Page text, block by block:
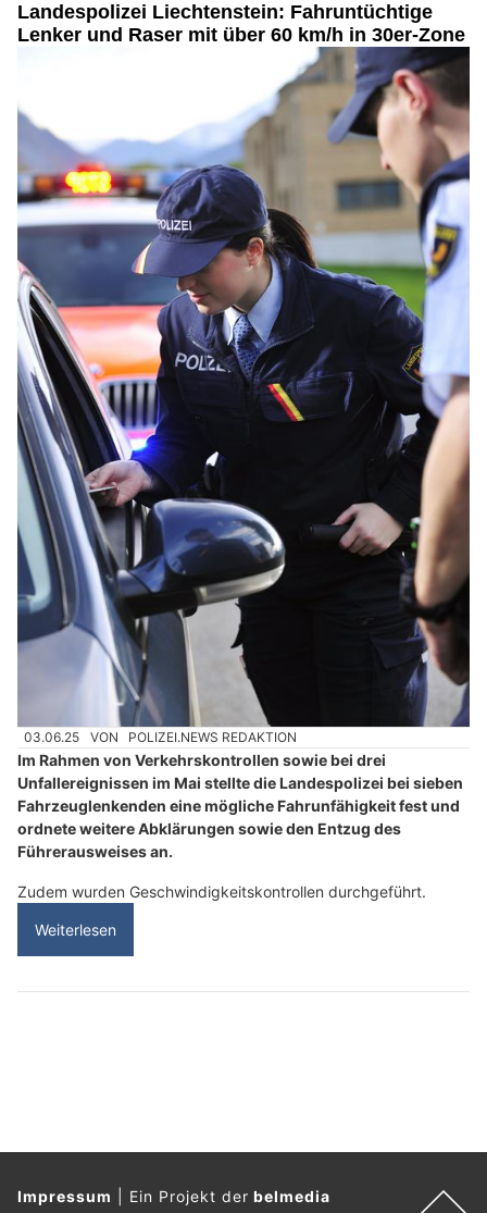
Landespolizei Liechtenstein: Fahruntüchtige
Lenker und Raser mit über 60 km/h in 30er-Zone
03.06.25 VON POLIZEI.NEWS REDAKTION
Im Rahmen von Verkehrskontrollen sowie bei drei
Unfallereignissen im Mai stellte die Landespolizei bei sieben
Fahrzeuglenkenden eine mögliche Fahrunfähigkeit fest und
ordnete weitere Abklärungen sowie den Entzug des
Führerausweises an.
Zudem wurden Geschwindigkeitskontrollen durchgeführt.
Weiterlesen
Impressum Ein Projekt derbelmedia